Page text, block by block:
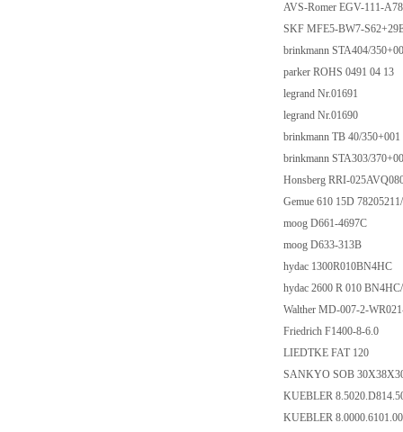
AVS-Romer EGV-111-
SKF MFE5-BW7-
brinkmann STA404/
parker ROHS 0491 04 13
legrand Nr.01691
legrand Nr.01690
brinkmann TB 40/350+001
brinkmann STA303/
Honsberg RRI-
Gemue 610 15D
moog D661-4697C
moog D633-313B
hydac 1300R010BN4HC
hydac 2600 R 010
Walther MD-007-2-
Friedrich F1400-8-6.0
LIEDTKE FAT 120
SANKYO SOB
KUEBLER
KUEBLER